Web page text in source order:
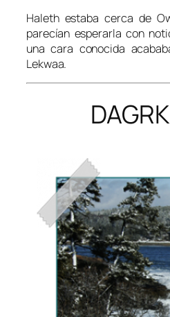
Haleth estaba cerca de
parecían esperarla con
una cara conocida
Lekwaa.